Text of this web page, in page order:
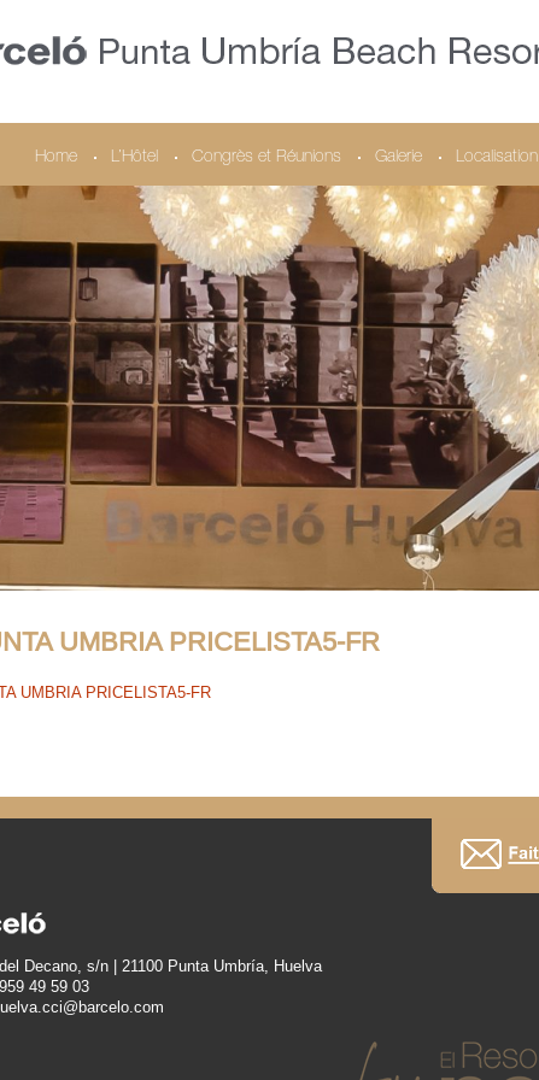
Home L’Hôtel Congrès et Réunions Galerie Localisation
UMBRIA PRICELISTA5-FR
UMBRIA PRICELISTA5-FR
Decano, s/n | 21100 Punta Umbría, Huelva
49 59 03